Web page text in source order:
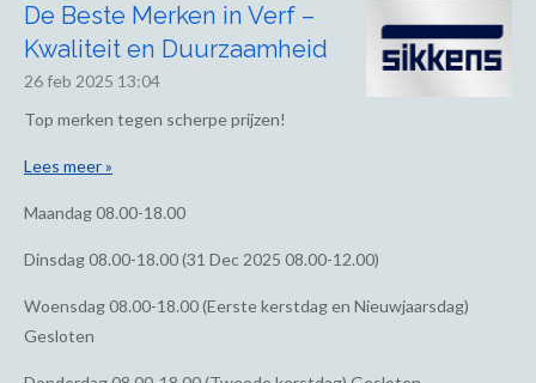
De Beste Merken in Verf –
Kwaliteit en Duurzaamheid
26 feb 2025 13:04
Top merken tegen scherpe prijzen!
Lees meer »
Maandag08.00-18.00
Dinsdag08.00-18.00 (31 Dec 2025 08.00-12.00)
Woensdag08.00-18.00 (Eerste kerstdag en Nieuwjaarsdag)
Gesloten